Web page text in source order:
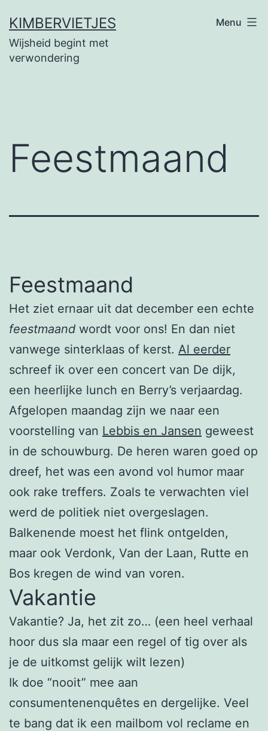
naar
de
KIMBERVIETJES
Wijsheid begint met
verwondering
Menu
Feestmaand
Feestmaand
Het ziet ernaar uit dat december een echte
feestmaand wordt voor ons! En dan niet
vanwege sinterklaas of kerst. Al eerder
schreef ik over een concert van De dijk,
een heerlijke lunch en Berry’s verjaardag.
Afgelopen maandag zijn we naar een
voorstelling van Lebbis en Jansen geweest
in de schouwburg. De heren waren goed op
dreef, het was een avond vol humor maar
ook rake treffers. Zoals te verwachten viel
werd de politiek niet overgeslagen.
Balkenende moest het flink ontgelden,
maar ook Verdonk, Van der Laan, Rutte en
Bos kregen de wind van voren.
Vakantie
Vakantie? Ja, het zit zo… (een heel verhaal
hoor dus sla maar een regel of tig over als
je de uitkomst gelijk wilt lezen)
Ik doe “nooit” mee aan
consumentenenquêtes en dergelijke. Veel
te bang dat ik een mailbom vol reclame en